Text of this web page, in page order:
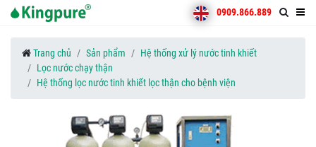
0909.866.889
Trang chủ Sản phẩm
Hệ thống xử lý nước tinh khiết
Lọc nước chạy thận
Hệ thống lọc nước tinh khiết lọc thận cho bệnh viện